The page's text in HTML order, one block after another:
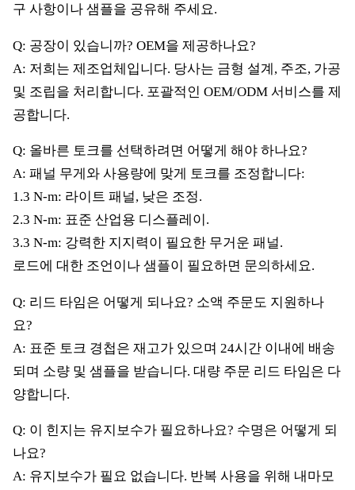
구 사항이나 샘플을 공유해 주세요.
Q: 공장이 있습니까? OEM을 제공하나요?
A: 저희는 제조업체입니다. 당사는 금형 설계, 주조, 가공
및 조립을 처리합니다. 포괄적인 OEM/ODM 서비스를 제
공합니다.
Q: 올바른 토크를 선택하려면 어떻게 해야 하나요?
A: 패널 무게와 사용량에 맞게 토크를 조정합니다:
1.3 N-m: 라이트 패널, 낮은 조정.
2.3 N-m: 표준 산업용 디스플레이.
3.3 N-m: 강력한 지지력이 필요한 무거운 패널.
로드에 대한 조언이나 샘플이 필요하면 문의하세요.
Q: 리드 타임은 어떻게 되나요? 소액 주문도 지원하나
요?
A: 표준 토크 경첩은 재고가 있으며 24시간 이내에 배송
되며 소량 및 샘플을 받습니다. 대량 주문 리드 타임은 다
양합니다.
Q: 이 힌지는 유지보수가 필요하나요? 수명은 어떻게 되
나요?
A: 유지보수가 필요 없습니다. 반복 사용을 위해 내마모